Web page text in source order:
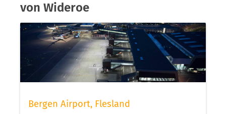
von Wideroe
Bergen Airport, Flesland